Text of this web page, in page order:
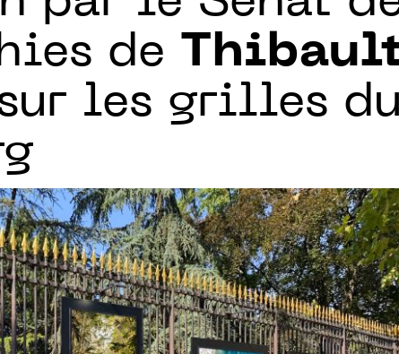
de
les grilles